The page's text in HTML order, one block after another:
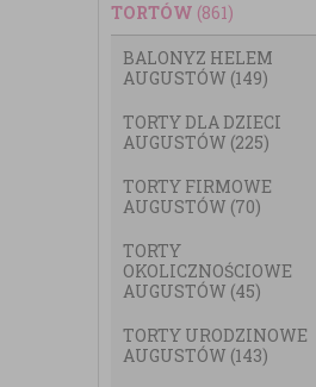
TORTÓW (861)
BALONYZ HELEM
AUGUSTÓW (149)
TORTY DLA DZIECI
AUGUSTÓW (225)
TORTY FIRMOWE
AUGUSTÓW (70)
TORTY
OKOLICZNOŚCIOWE
AUGUSTÓW (45)
TORTY URODZINOWE
AUGUSTÓW (143)